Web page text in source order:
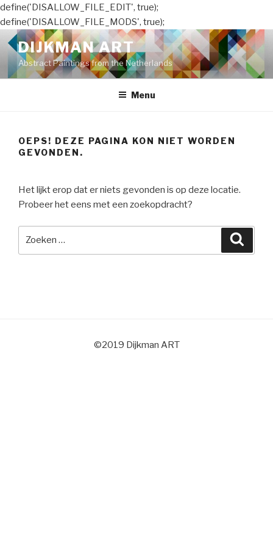
define('DISALLOW_FILE_EDIT', true);
define('DISALLOW_FILE_MODS', true);
Naar
de
inhoud
springen
DIJKMAN ART
Abstract Paintings from the Netherlands
Menu
OEPS! DEZE PAGINA KON NIET WORDEN
GEVONDEN.
Het lijkt erop dat er niets gevonden is op deze locatie.
Probeer het eens met een zoekopdracht?
©2019 Dijkman ART